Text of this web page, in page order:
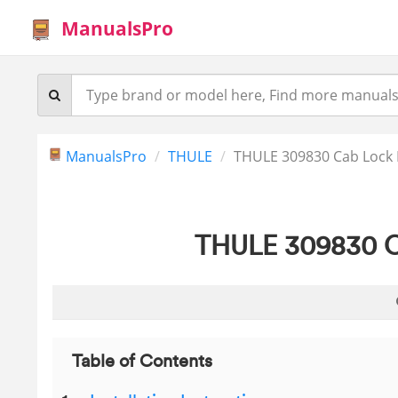
ManualsPro
ManualsPro THULE THULE 309830 Cab
THULE
Table of Contents